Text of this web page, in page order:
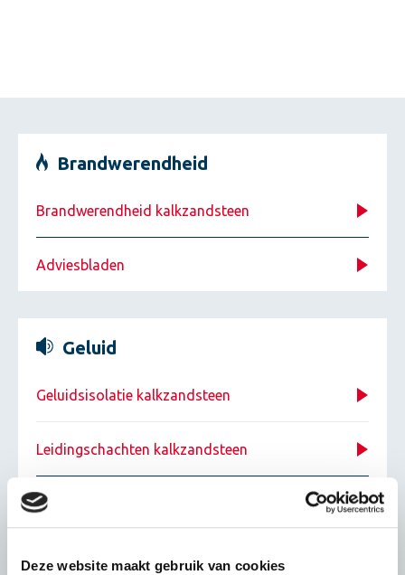
Deze website maakt gebruik van cookies
Brandwerendheid
Brandwerendheid kalkzandsteen
Adviesbladen
Geluid
Geluidsisolatie kalkzandsteen
Leidingschachten kalkzandsteen
Adviesbladen